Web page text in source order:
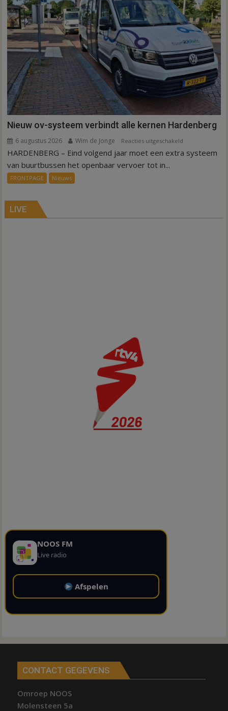
Nieuw ov-systeem verbindt alle kernen Hardenberg
6 augustus 2026 Wim de Jonge Reacties uitgeschakeld
Nieuw
Hardenberg
HARDENBERG – Eind volgend jaar moet een extra systeem
van buurtbussen het openbaar vervoer tot in...
FRONTPAGE Nieuws
LIVE
NOOS FM
Live radio
Afspelen
CONTACT GEGEVENS
Omroep NOOS
Molensteen 5a